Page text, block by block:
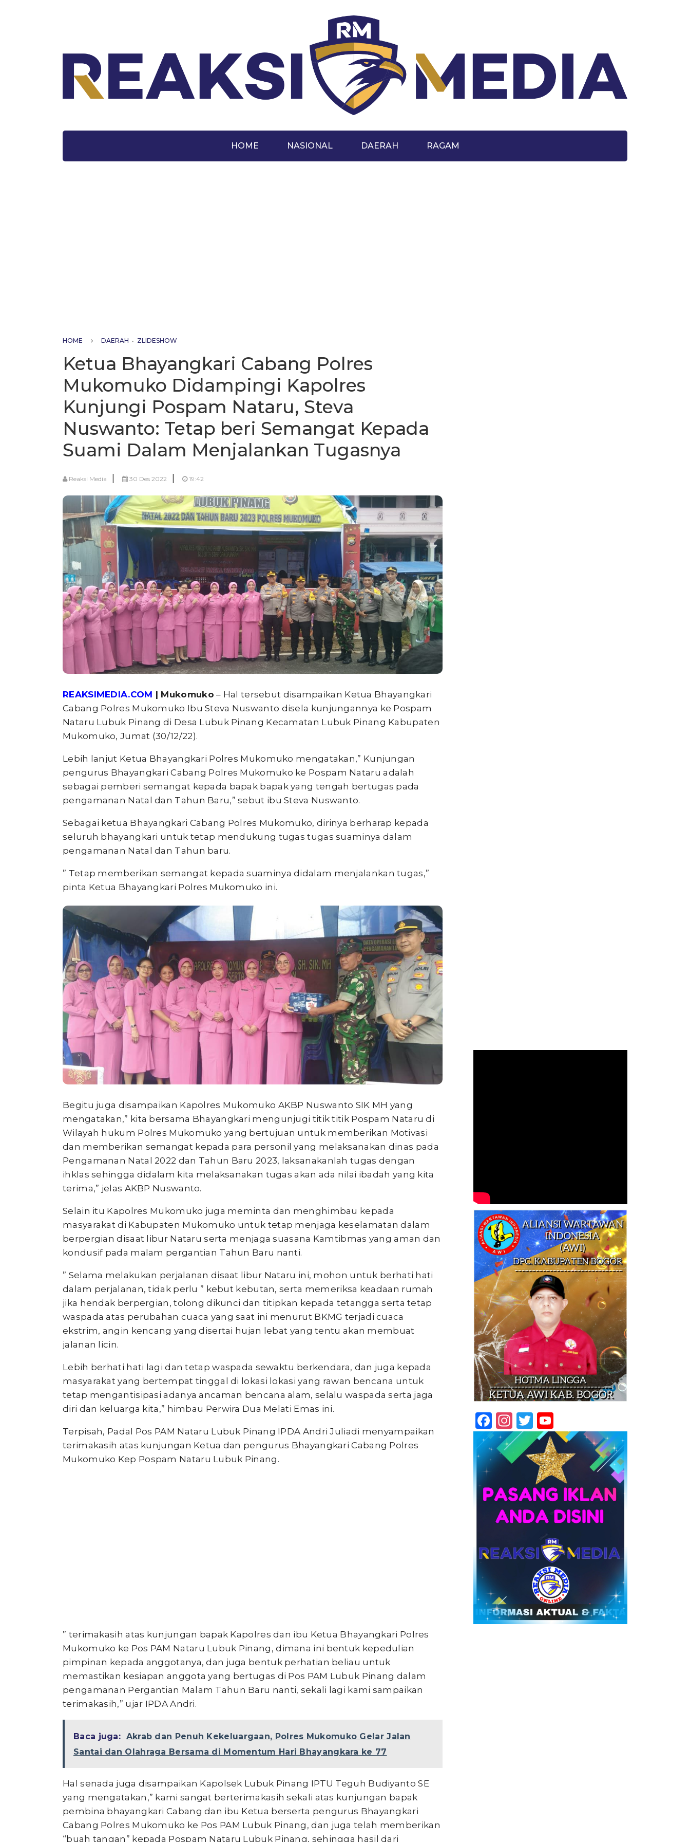
HOME NASIONAL DAERAH RAGAM
HOME DAERAH • ZLIDESHOW
Ketua Bhayangkari Cabang Polres
Mukomuko Didampingi Kapolres
Kunjungi Pospam Nataru, Steva
Nuswanto: Tetap beri Semangat Kepada
Suami Dalam Menjalankan Tugasnya
Reaksi Media 30 Des 2022 19:42
REAKSIMEDIA.COM | Mukomuko – Hal tersebut disampaikan Ketua Bhayangkari
Cabang Polres Mukomuko Ibu Steva Nuswanto disela kunjungannya ke Pospam
Nataru Lubuk Pinang di Desa Lubuk Pinang Kecamatan Lubuk Pinang Kabupaten
Mukomuko, Jumat (30/12/22).
Lebih lanjut Ketua Bhayangkari Polres Mukomuko mengatakan,” Kunjungan
pengurus Bhayangkari Cabang Polres Mukomuko ke Pospam Nataru adalah
sebagai pemberi semangat kepada bapak bapak yang tengah bertugas pada
pengamanan Natal dan Tahun Baru,” sebut ibu Steva Nuswanto.
Sebagai ketua Bhayangkari Cabang Polres Mukomuko, dirinya berharap kepada
seluruh bhayangkari untuk tetap mendukung tugas tugas suaminya dalam
pengamanan Natal dan Tahun baru.
” Tetap memberikan semangat kepada suaminya didalam menjalankan tugas,”
pinta Ketua Bhayangkari Polres Mukomuko ini.
Begitu juga disampaikan Kapolres Mukomuko AKBP Nuswanto SIK MH yang
mengatakan,” kita bersama Bhayangkari mengunjugi titik titik Pospam Nataru di
Wilayah hukum Polres Mukomuko yang bertujuan untuk memberikan Motivasi
dan memberikan semangat kepada para personil yang melaksanakan dinas pada
Pengamanan Natal 2022 dan Tahun Baru 2023, laksanakanlah tugas dengan
ihklas sehingga didalam kita melaksanakan tugas akan ada nilai ibadah yang kita
terima,” jelas AKBP Nuswanto.
Selain itu Kapolres Mukomuko juga meminta dan menghimbau kepada
masyarakat di Kabupaten Mukomuko untuk tetap menjaga keselamatan dalam
berpergian disaat libur Nataru serta menjaga suasana Kamtibmas yang aman dan
kondusif pada malam pergantian Tahun Baru nanti.
” Selama melakukan perjalanan disaat libur Nataru ini, mohon untuk berhati hati
dalam perjalanan, tidak perlu ” kebut kebutan, serta memeriksa keadaan rumah
jika hendak berpergian, tolong dikunci dan titipkan kepada tetangga serta tetap
waspada atas perubahan cuaca yang saat ini menurut BKMG terjadi cuaca
ekstrim, angin kencang yang disertai hujan lebat yang tentu akan membuat
jalanan licin.
Lebih berhati hati lagi dan tetap waspada sewaktu berkendara, dan juga kepada
masyarakat yang bertempat tinggal di lokasi lokasi yang rawan bencana untuk
tetap mengantisipasi adanya ancaman bencana alam, selalu waspada serta jaga
diri dan keluarga kita,” himbau Perwira Dua Melati Emas ini.
Terpisah, Padal Pos PAM Nataru Lubuk Pinang IPDA Andri Juliadi menyampaikan
terimakasih atas kunjungan Ketua dan pengurus Bhayangkari Cabang Polres
Mukomuko Kep Pospam Nataru Lubuk Pinang.
” terimakasih atas kunjungan bapak Kapolres dan ibu Ketua Bhayangkari Polres
Mukomuko ke Pos PAM Nataru Lubuk Pinang, dimana ini bentuk kepedulian
pimpinan kepada anggotanya, dan juga bentuk perhatian beliau untuk
memastikan kesiapan anggota yang bertugas di Pos PAM Lubuk Pinang dalam
pengamanan Pergantian Malam Tahun Baru nanti, sekali lagi kami sampaikan
terimakasih,” ujar IPDA Andri.
Baca juga: Akrab dan Penuh Kekeluargaan, Polres Mukomuko Gelar Jalan
Santai dan Olahraga Bersama di Momentum Hari Bhayangkara ke 77
Hal senada juga disampaikan Kapolsek Lubuk Pinang IPTU Teguh Budiyanto SE
yang mengatakan,” kami sangat berterimakasih sekali atas kunjungan bapak
pembina bhayangkari Cabang dan ibu Ketua berserta pengurus Bhayangkari
Cabang Polres Mukomuko ke Pos PAM Lubuk Pinang, dan juga telah memberikan
“buah tangan” kepada Pospam Nataru Lubuk Pinang, sehingga hasil dari
Facebook
Instagram
Twitter